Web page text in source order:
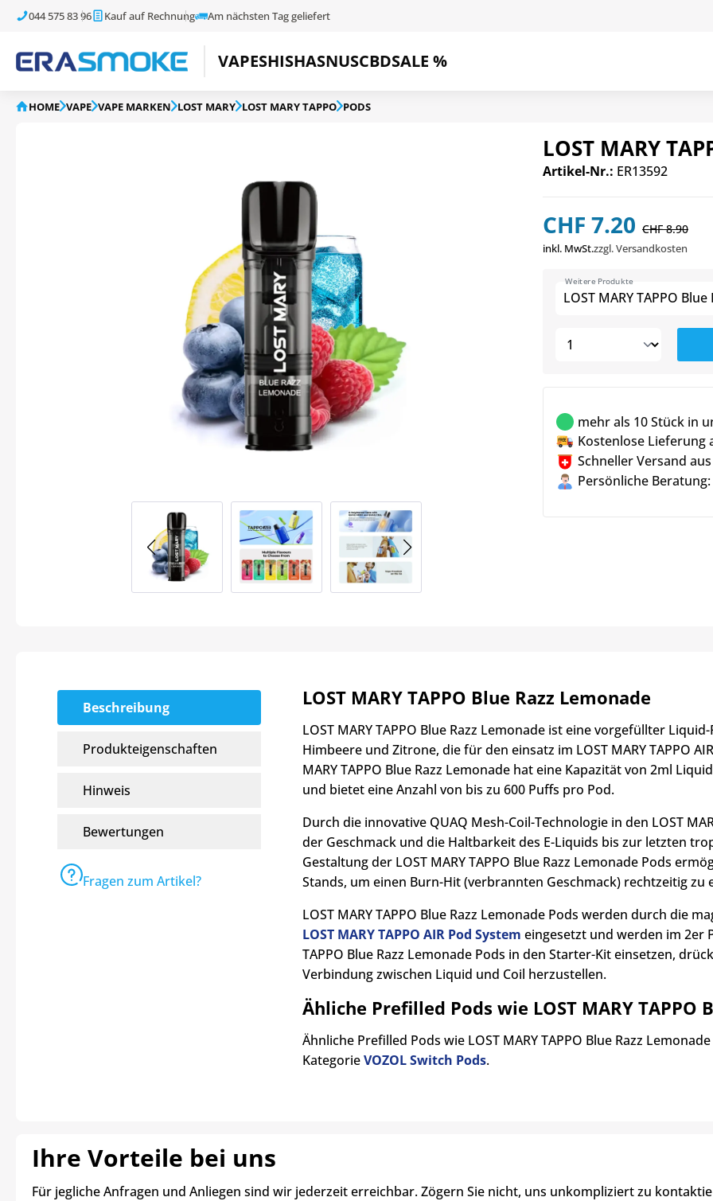
044 575 83 96 Kauf auf Rechnung Am nächsten Tag geliefert
VAPESHISHASNUSCBDSALE %
HOME VAPE VAPE MARKEN LOST MARY LOST MARY TAPPO PODS
LOST MARY
Artikel-Nr.: ER13592
CHF 7.20 CHF 8.90
inkl. MwSt.zzgl. Versandkosten
LOST MARY TAPPO
Weitere Produkte
mehr als 10 Stück in
Kostenlose Lieferung
Schneller Versand
Persönliche Beratung:
Beschreibung
Produkteigenschaften
Hinweis
Bewertungen
Fragen zum Artikel?
LOST MARY TAPPO Blue Razz Lemonade
LOST MARY TAPPO Blue Razz Lemonade ist eine vorgefüllter
Himbeere und Zitrone, die für den einsatz im LOST MARY TAPPO
MARY TAPPO Blue Razz Lemonade hat eine Kapazität von 2ml
und bietet eine Anzahl von bis zu 600 Puffs pro Pod.
Durch die innovative QUAQ Mesh-Coil-Technologie in den LOST
der Geschmack und die Haltbarkeit des E-Liquids bis zur letzten
Gestaltung der LOST MARY TAPPO Blue Razz Lemonade Pods
Stands, um einen Burn-Hit (verbrannten Geschmack) rechtzeitig zu
LOST MARY TAPPO Blue Razz Lemonade Pods werden durch die
LOST MARY TAPPO AIR Pod System eingesetzt und werden im 2er
TAPPO Blue Razz Lemonade Pods in den Starter-Kit einsetzen,
Verbindung zwischen Liquid und Coil herzustellen.
Ähliche Prefilled Pods wie LOST MARY TAPPO
Ähnliche Prefilled Pods wie LOST MARY TAPPO Blue Razz
KategorieVOZOL Switch Pods.
Ihre Vorteile bei uns
Für jegliche Anfragen und Anliegen sind wir jederzeit erreichbar. Zögern Sie nicht, uns unkompliziert zu